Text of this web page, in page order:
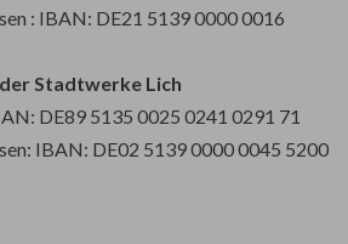
: IBAN: DE21 5139 0000 0016
Stadtwerke Lich
DE89 5135 0025 0241 0291 71
IBAN: DE02 5139 0000 0045 5200